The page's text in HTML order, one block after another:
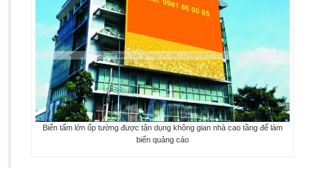
Biển tấm lớn ốp tường được tận dụng không gian nhà cao tầng để làm
biển quảng cáo